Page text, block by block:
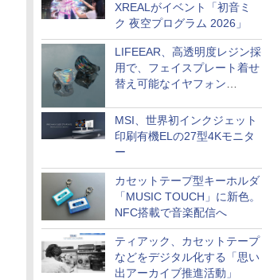
XREALがイベント「初音ミ
ク 夜空プログラム 2026」
LIFEEAR、高透明度レジン採
用で、フェイスプレート着せ
替え可能なイヤフォン
MSI、世界初インクジェット
印刷有機ELの27型4Kモニタ
ー
カセットテープ型キーホルダ
「MUSIC TOUCH」に新色。
NFC搭載で音楽配信へ
ティアック、カセットテープ
などをデジタル化する「思い
出アーカイブ推進活動」